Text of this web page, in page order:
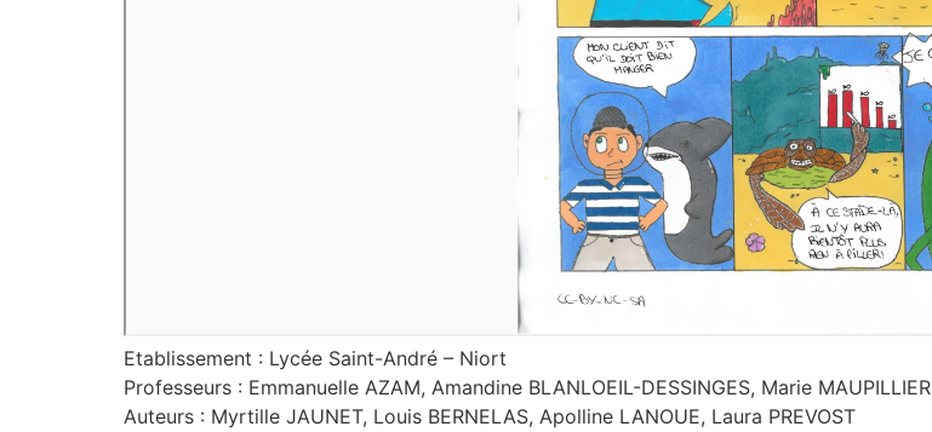
Etablissement : Lycée Saint-André – Niort
Professeurs : Emmanuelle AZAM, Amandine BLANLOEIL-DESSINGES, Marie MAUPILLIER
Auteurs : Myrtille JAUNET, Louis BERNELAS, Apolline LANOUE, Laura PREVOST